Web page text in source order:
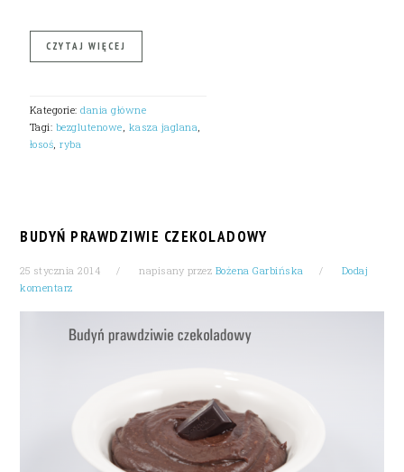
CZYTAJ WIĘCEJ
Kategorie:dania główne
Tagi: bezglutenowe kasza jaglana
łosoś ,ryba
BUDYŃ PRAWDZIWIE CZEKOLADOWY
25 stycznia 2014 napisany przez Bożena Garbińska
Dodaj
komentarz